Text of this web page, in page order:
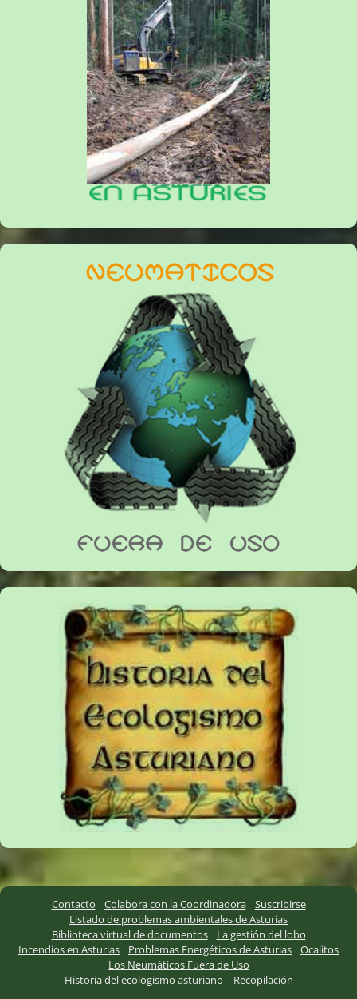
Contacto Colabora con la Coordinadora
Suscribirse
Listado de problemas ambientales de Asturias
Biblioteca virtual de documentos
La gestión del lobo
Incendios en Asturias
Problemas Energéticos de Asturias
Ocalitos
Los Neumáticos Fuera de Uso
Historia del ecologismo asturiano – Recopilación